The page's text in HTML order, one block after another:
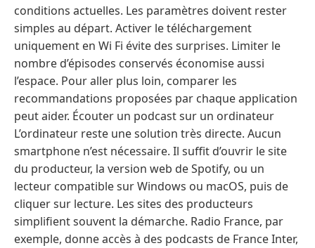
conditions actuelles. Les paramètres doivent rester
simples au départ. Activer le téléchargement
uniquement en Wi Fi évite des surprises. Limiter le
nombre d’épisodes conservés économise aussi
l’espace. Pour aller plus loin, comparer les
recommandations proposées par chaque application
peut aider. Écouter un podcast sur un ordinateur
L’ordinateur reste une solution très directe. Aucun
smartphone n’est nécessaire. Il suffit d’ouvrir le site
du producteur, la version web de Spotify, ou un
lecteur compatible sur Windows ou macOS, puis de
cliquer sur lecture. Les sites des producteurs
simplifient souvent la démarche. Radio France, par
exemple, donne accès à des podcasts de France Inter,